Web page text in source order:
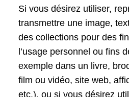
Si vous désirez utiliser,
transmettre une image,
des collections pour des
l’usage personnel ou fins
exemple dans un livre,
film ou vidéo, site web,
etc.), ou si vous désirez